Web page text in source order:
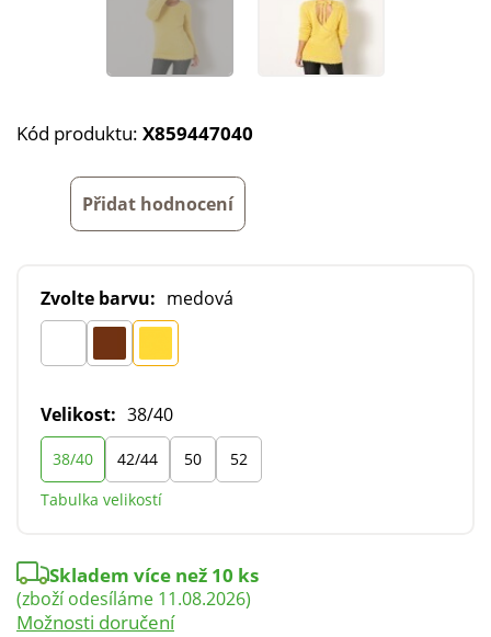
Kód produktu: X859447040
Přidat hodnocení
Zvolte barvu: medová
Velikost: 38/40
38/40 42/44 50
52
Tabulka velikostí
Skladem více než 10 ks
(zboží odesíláme 11.08.2026)
Možnosti doručení